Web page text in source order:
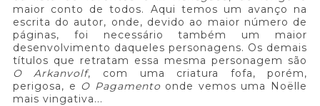
maior conto de todos. Aqui temos um avanço na
escrita do autor, onde, devido ao maior número de
páginas, foi necessário também um maior
desenvolvimento daqueles personagens. Os demais
títulos que retratam essa mesma personagem são
O Arkanvolf, com uma criatura fofa, porém,
perigosa, e O Pagamentoonde vemos uma Noëlle
mais vingativa...